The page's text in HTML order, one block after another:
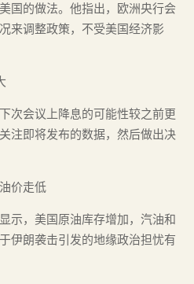
国的做法。他指出，欧洲央行会
来调整政策，不受美国经济影
次会议上降息的可能性较之前更
注即将发布的数据，然后做出决
价走低
示，美国原油库存增加，汽油和
伊朗袭击引发的地缘政治担忧有